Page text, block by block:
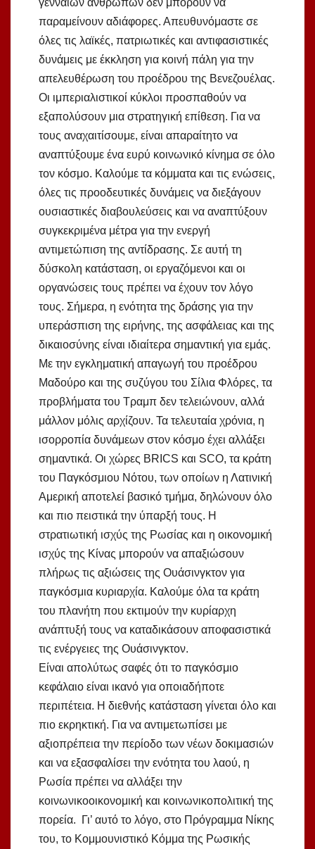
παραμείνουν αδιάφορες. Απευθυνόμαστε σε
όλες τις λαϊκές, πατριωτικές και αντιφασιστικές
δυνάμεις με έκκληση για κοινή πάλη για την
απελευθέρωση του προέδρου της Βενεζουέλας.
Οι ιμπεριαλιστικοί κύκλοι προσπαθούν να
εξαπολύσουν μια στρατηγική επίθεση. Για να
τους αναχαιτίσουμε, είναι απαραίτητο να
αναπτύξουμε ένα ευρύ κοινωνικό κίνημα σε όλο
τον κόσμο. Καλούμε τα κόμματα και τις ενώσεις,
όλες τις προοδευτικές δυνάμεις να διεξάγουν
ουσιαστικές διαβουλεύσεις και να αναπτύξουν
συγκεκριμένα μέτρα για την ενεργή
αντιμετώπιση της αντίδρασης. Σε αυτή τη
δύσκολη κατάσταση, οι εργαζόμενοι και οι
οργανώσεις τους πρέπει να έχουν τον λόγο
τους. Σήμερα, η ενότητα της δράσης για την
υπεράσπιση της ειρήνης, της ασφάλειας και της
δικαιοσύνης είναι ιδιαίτερα σημαντική για εμάς.
Με την εγκληματική απαγωγή του προέδρου
Μαδούρο και της συζύγου του Σίλια Φλόρες, τα
προβλήματα του Τραμπ δεν τελειώνουν, αλλά
μάλλον μόλις αρχίζουν. Τα τελευταία χρόνια, η
ισορροπία δυνάμεων στον κόσμο έχει αλλάξει
σημαντικά. Οι χώρες BRICS και SCO, τα κράτη
του Παγκόσμιου Νότου, των οποίων η Λατινική
Αμερική αποτελεί βασικό τμήμα, δηλώνουν όλο
και πιο πειστικά την ύπαρξή τους. Η
στρατιωτική ισχύς της Ρωσίας και η οικονομική
ισχύς της Κίνας μπορούν να απαξιώσουν
πλήρως τις αξιώσεις της Ουάσινγκτον για
παγκόσμια κυριαρχία. Καλούμε όλα τα κράτη
του πλανήτη που εκτιμούν την κυρίαρχη
ανάπτυξή τους να καταδικάσουν αποφασιστικά
τις ενέργειες της Ουάσινγκτον.
Είναι απολύτως σαφές ότι το παγκόσμιο
κεφάλαιο είναι ικανό για οποιαδήποτε
περιπέτεια. Η διεθνής κατάσταση γίνεται όλο και
πιο εκρηκτική. Για να αντιμετωπίσει με
αξιοπρέπεια την περίοδο των νέων δοκιμασιών
και να εξασφαλίσει την ενότητα του λαού, η
Ρωσία πρέπει να αλλάξει την
κοινωνικοοικονομική και κοινωνικοπολιτική της
πορεία. Γι’ αυτό το λόγο, στο Πρόγραμμα Νίκης
του, το Κομμουνιστικό Κόμμα της Ρωσικής